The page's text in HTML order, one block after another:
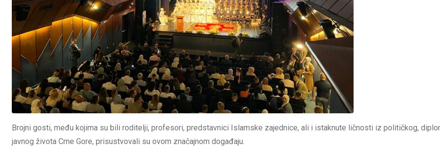
Brojni gosti, među kojima su bili roditelji, profesori, predstavnici Islamske zajednice, ali i istaknute ličnosti iz političkog,
javnog života Crne Gore, prisustvovali su ovom značajnom događaju.